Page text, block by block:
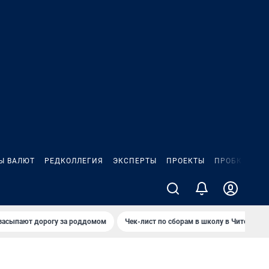
ВАЛЮТ РЕДКОЛЛЕГИЯ ЭКСПЕРТЫ ПРОЕКТЫ ПРОБКИ
дорогу за роддомом Чек-лист по сборам в школу в Чите